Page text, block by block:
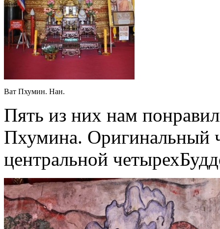
Ват Пхумин. Нан.
Пять из них нам
Пхумина. Оригинальный
центральной